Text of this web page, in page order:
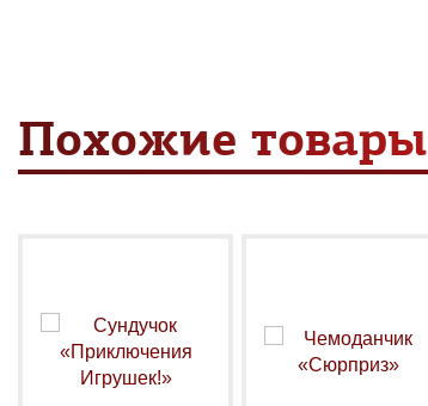
Похожие товары